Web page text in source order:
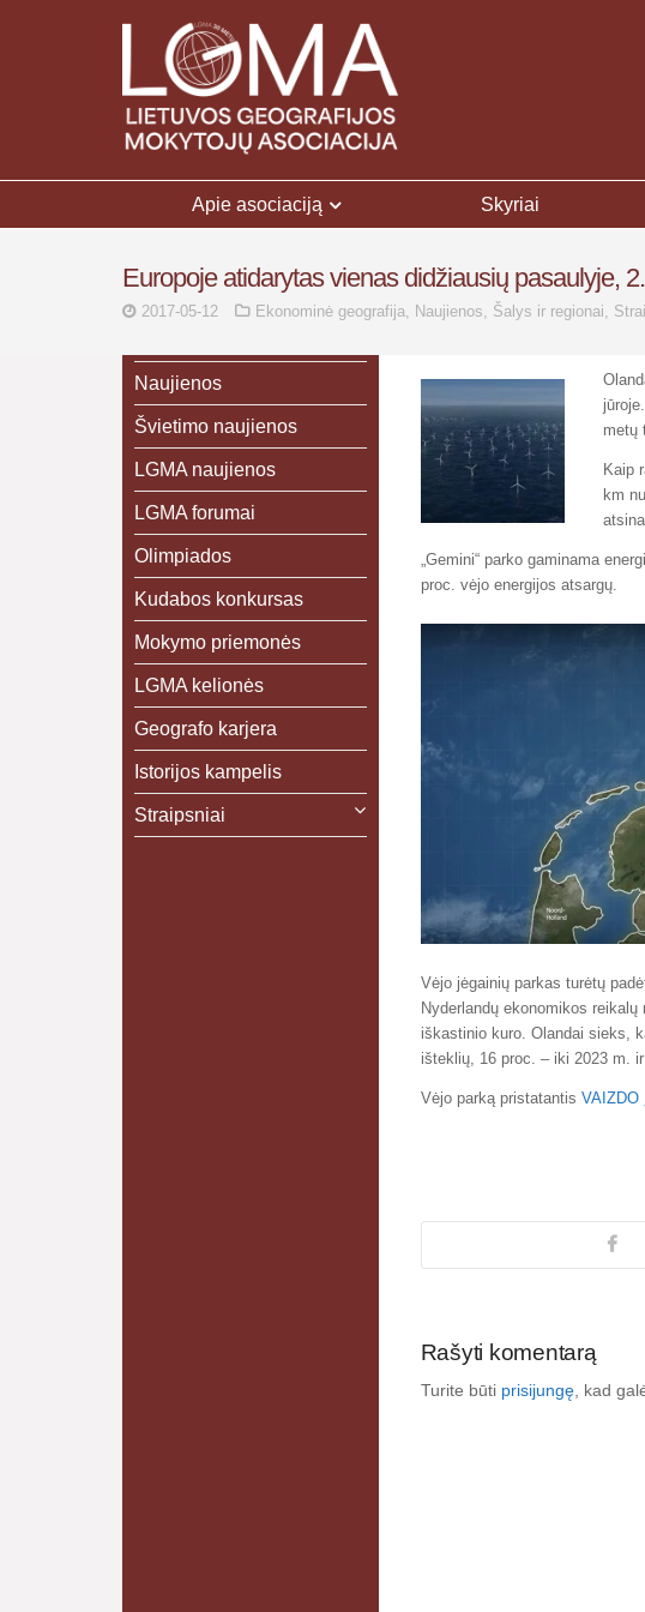
Apie asociaciją Skyriai
Europoje atidarytas vienas didžiausių pasaulyje,
2017-05-12 Ekonominė geografija, Naujienos, Šalys ir regionai,
metų
Kaip
km
„Gemini“ parko gaminama
proc. vėjo energijos atsargų.
Vėjo jėgainių parkas turėtų
Nyderlandų ekonomikos
iškastinio kuro. Olandai sieks,
išteklių, 16 proc. – iki 2023 m.
Vėjo parką pristatantis VAIZDO
Rašyti komentarą
Turite būti prisijungę, kad
Naujienos
Švietimo naujienos
LGMA naujienos
LGMA forumai
Olimpiados
Kudabos konkursas
Mokymo priemonės
LGMA kelionės
Geografo karjera
Istorijos kampelis
Straipsniai